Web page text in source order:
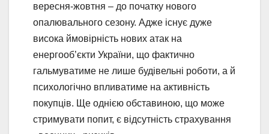
вересня-жовтня – до початку нового
опалювального сезону. Адже існує дуже
висока ймовірність нових атак на
енергооб’єкти України, що фактично
гальмуватиме не лише будівельні роботи, а й
психологічно впливатиме на активність
покупців. Ще однією обставиною, що може
стримувати попит, є відсутність страхування